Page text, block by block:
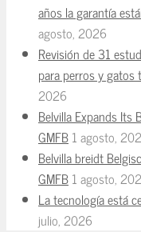
años la garantía
agosto, 2026
Revisión de 31
para perros y gatos
2026
Belvilla Expands Its
GMFB1 agosto,
Belvilla breidt
GMFB1 agosto,
La tecnología está
julio, 2026